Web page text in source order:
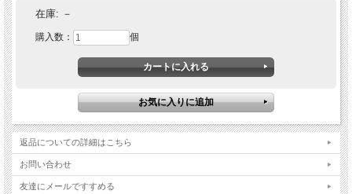
在庫: －
購入数： 個
返品についての詳細はこちら
お問い合わせ
友達にメールですすめる